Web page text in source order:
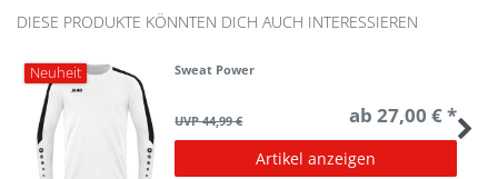
DIESE PRODUKTE KÖNNTEN DICH AUCH INTERESSIEREN
Neuheit Sweat Power
UVP 44,99 € ab 27,00 € *
Artikel anzeigen